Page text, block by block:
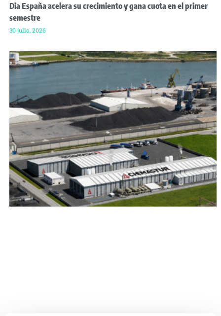
Dia España acelera su crecimiento y gana cuota en el primer
semestre
30 julio, 2026